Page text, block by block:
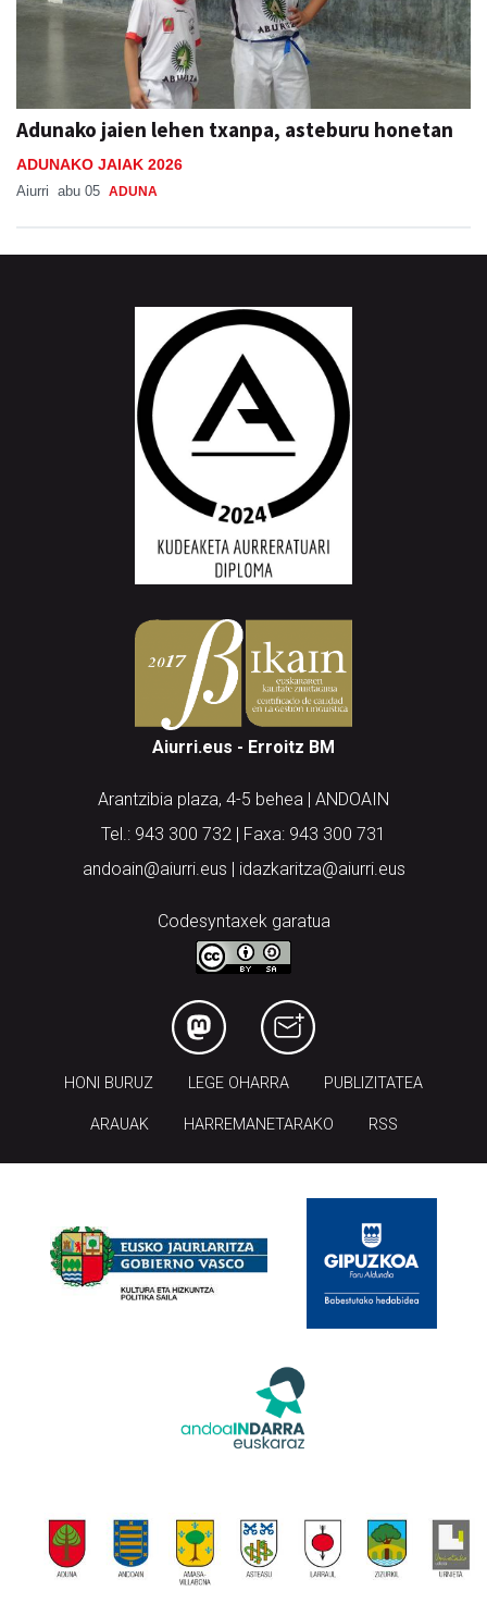
Adunako jaien lehen txanpa, asteburu honetan
ADUNAKO JAIAK 2026
Aiurri abu 05 ADUNA
Aiurri.eus - Erroitz BM
Arantzibia plaza, 4-5 behea | ANDOAIN
Tel.: 943 300 732 | Faxa: 943 300 731
andoain@aiurri.eus | idazkaritza@aiurri.eus
Codesyntaxek garatua
HONI BURUZ LEGE OHARRA PUBLIZITATEA
ARAUAK HARREMANETARAKO RSS